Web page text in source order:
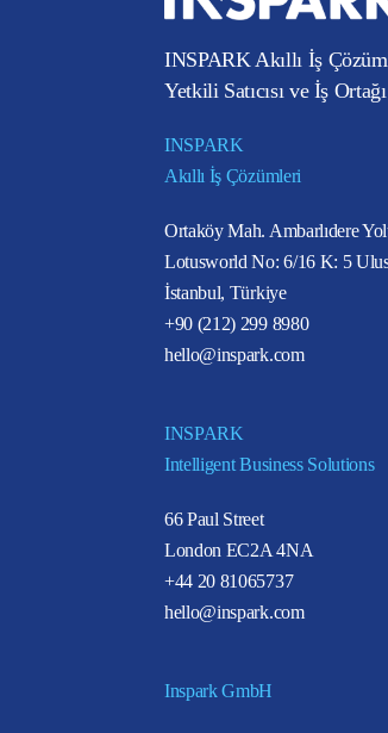
INSPARK Akıllı İş
Yetkili Satıcısı ve İş
INSPARK
Akıllı İş Çözümleri
Ortaköy Mah. Ambarlıdere
Lotusworld No: 6/16 K: 5
İstanbul, Türkiye
+90 (212) 299 8980
hello@inspark.com
INSPARK
Intelligent Business Solutions
66 Paul Street
London EC2A 4NA
+44 20 81065737
hello@inspark.com
Inspark GmbH